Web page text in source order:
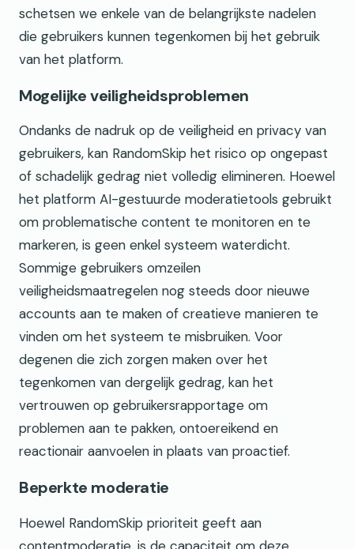
schetsen we enkele van de belangrijkste nadelen
die gebruikers kunnen tegenkomen bij het gebruik
van het platform.
Mogelijke veiligheidsproblemen
Ondanks de nadruk op de veiligheid en privacy van
gebruikers, kan RandomSkip het risico op ongepast
of schadelijk gedrag niet volledig elimineren. Hoewel
het platform AI-gestuurde moderatietools gebruikt
om problematische content te monitoren en te
markeren, is geen enkel systeem waterdicht.
Sommige gebruikers omzeilen
veiligheidsmaatregelen nog steeds door nieuwe
accounts aan te maken of creatieve manieren te
vinden om het systeem te misbruiken. Voor
degenen die zich zorgen maken over het
tegenkomen van dergelijk gedrag, kan het
vertrouwen op gebruikersrapportage om
problemen aan te pakken, ontoereikend en
reactionair aanvoelen in plaats van proactief.
Beperkte moderatie
Hoewel RandomSkip prioriteit geeft aan